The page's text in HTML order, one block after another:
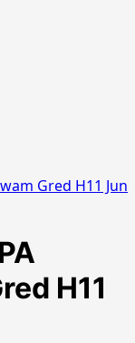
Gred H11 Jun
H11